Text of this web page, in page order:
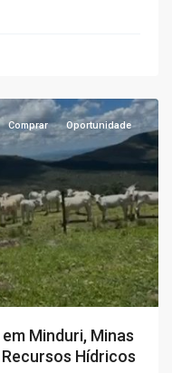
Comprar Oportunidade
Minduri, Minas
Hídricos